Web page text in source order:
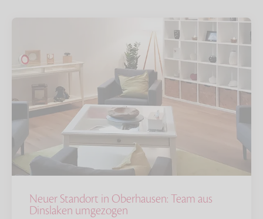
Neuer Standort in Oberhausen: Team aus
Dinslaken umgezogen